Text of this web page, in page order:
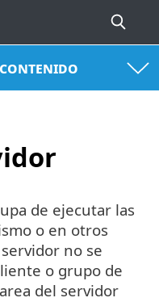
contenido
de ejecutar las
o en otros
no se
o grupo de
del servidor